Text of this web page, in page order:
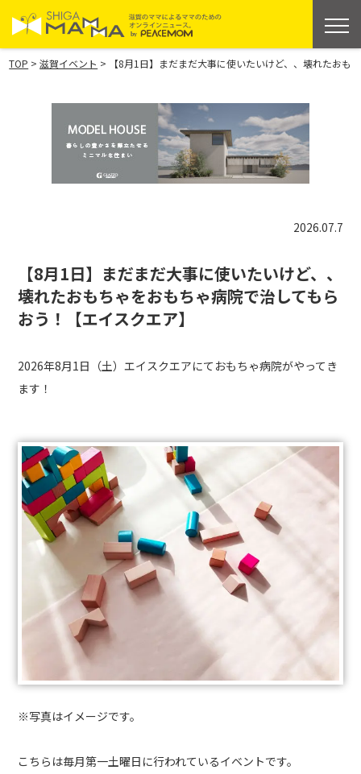
TOP >滋賀イベント > 【8月1日】まだまだ大事に使いたいけど、、壊れたお
2026.07.7
【8月1日】まだまだ大事に使いたいけど、、
壊れたおもちゃをおもちゃ病院で治してもら
おう！【エイスクエア】
2026年8月1日（土）エイスクエアにておもちゃ病院がやってき
ます！
※写真はイメージです。
こちらは毎月第一土曜日に行われているイベントです。